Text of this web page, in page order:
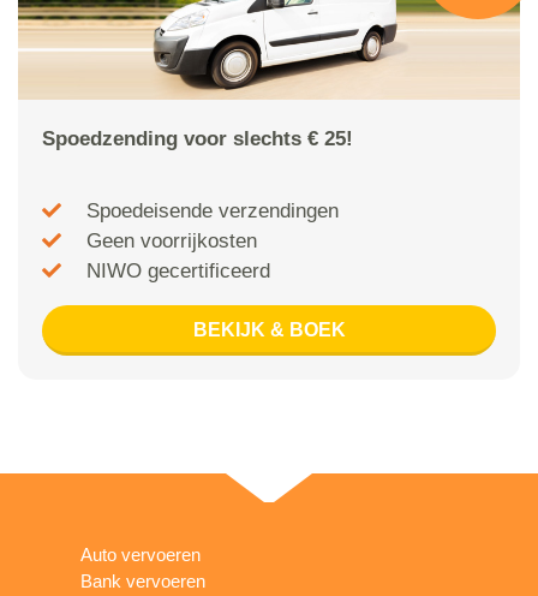
Spoedzending voor slechts € 25!
Spoedeisende verzendingen
Geen voorrijkosten
NIWO gecertificeerd
BEKIJK & BOEK
Auto vervoeren
Bank vervoeren